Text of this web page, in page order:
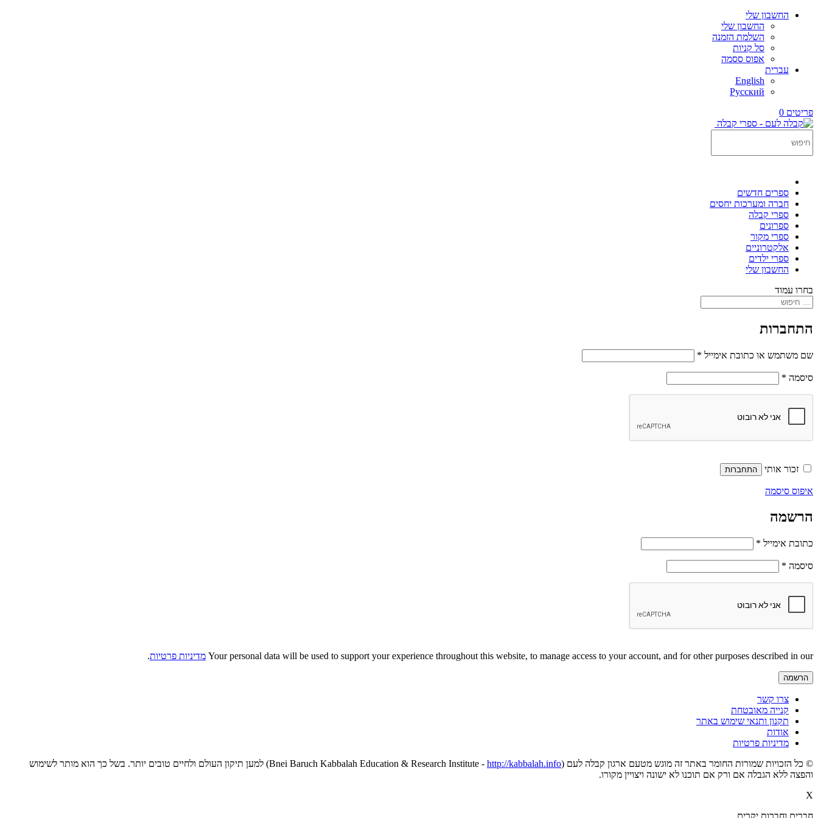
החשבון שלי
החשבון שלי
השלמת הזמנה
סל קניות
אפוס ססמה
עברית
English
Русский
פריטים 0
ספרים חדשים
חברה ומערכות יחסים
ספרי קבלה
ספרונים
ספרי מקור
אלקטרוניים
ספרי ילדים
החשבון שלי
בחרו עמוד
התחברות
שם משתמש או כתובת אימייל *
סיסמה *
זכור אותי התחברות
איפוס סיסמה
הרשמה
כתובת אימייל *
סיסמה *
Your personal data will be used to support your experience throughout this website, to manage access to your account, and for other purposes described in our מדיניות פרטיות.
הרשמה
צרו קשר
קנייה מאובטחת
תקנון ותנאי שימוש באתר
אודות
מדיניות פרטיות
© כל הזכויות שמורות החומר באתר זה מוגש מטעם ארגון קבלה לעם (Bnei Baruch Kabbalah Education & Research Institute -http://kabbalah.info
) למען תיקון העולם ולחיים טובים יותר. בשל כך הוא מותר לשימוש
והפצה ללא הגבלה אם ורק אם תוכנו לא ישונה ויצויין מקורו.
X
חברים וחברות יקרים,